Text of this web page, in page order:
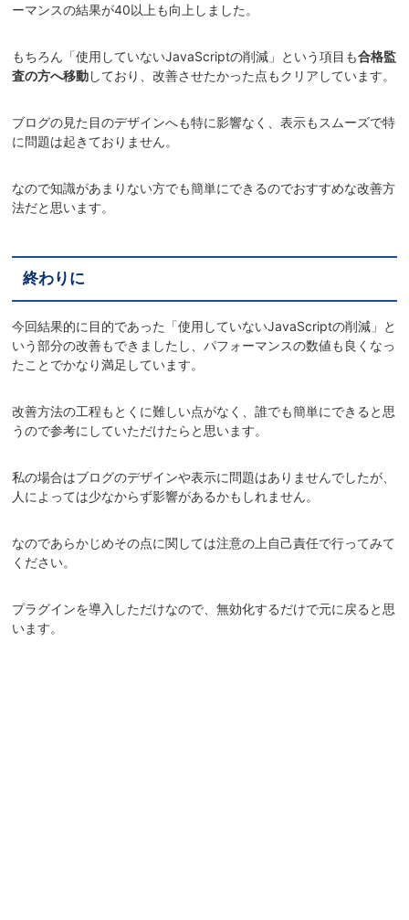
ーマンスの結果が40以上も向上しました。
もちろん「使用していないJavaScriptの削減」という項目も合格監
査の方へ移動しており、改善させたかった点もクリアしています。
ブログの見た目のデザインへも特に影響なく、表示もスムーズで特
に問題は起きておりません。
なので知識があまりない方でも簡単にできるのでおすすめな改善方
法だと思います。
終わりに
今回結果的に目的であった「使用していないJavaScriptの削減」と
いう部分の改善もできましたし、パフォーマンスの数値も良くなっ
たことでかなり満足しています。
改善方法の工程もとくに難しい点がなく、誰でも簡単にできると思
うので参考にしていただけたらと思います。
私の場合はブログのデザインや表示に問題はありませんでしたが、
人によっては少なからず影響があるかもしれません。
なのであらかじめその点に関しては注意の上自己責任で行ってみて
ください。
プラグインを導入しただけなので、無効化するだけで元に戻ると思
います。